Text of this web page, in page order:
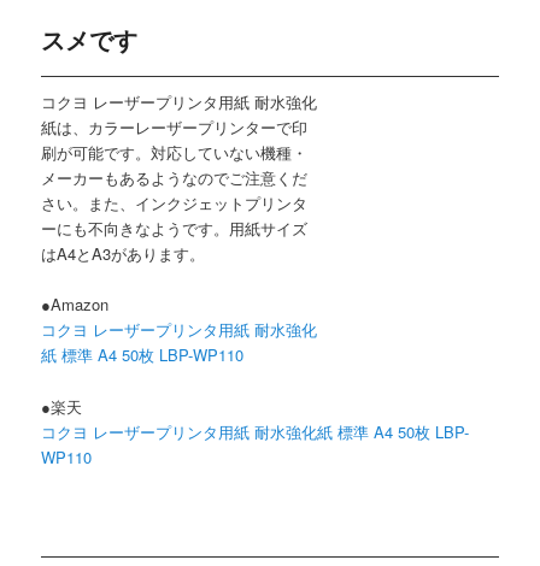
スメです
コクヨ レーザープリンタ用紙 耐水強化
紙は、カラーレーザープリンターで印
刷が可能です。対応していない機種・
メーカーもあるようなのでご注意くだ
さい。また、インクジェットプリンタ
ーにも不向きなようです。用紙サイズ
はA4とA3があります。
●Amazon
コクヨ レーザープリンタ用紙 耐水強化
紙 標準 A4 50枚 LBP-WP110
●楽天
コクヨ レーザープリンタ用紙 耐水強化紙 標準 A4 50枚 LBP-
WP110